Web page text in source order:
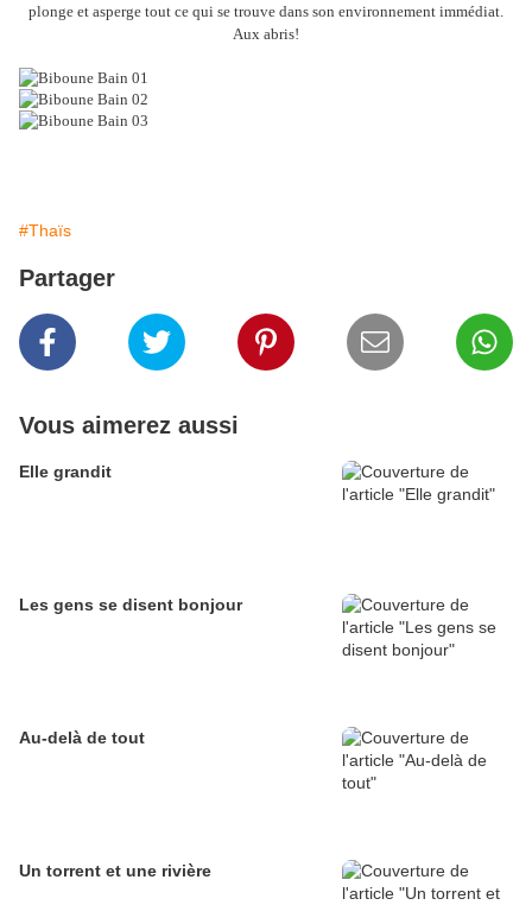
plonge et asperge tout ce qui se trouve dans son environnement immédiat.
Aux abris!
#Thaïs
Partager
Vous aimerez aussi
Elle grandit
Les gens se disent bonjour
Au-delà de tout
Un torrent et une rivière